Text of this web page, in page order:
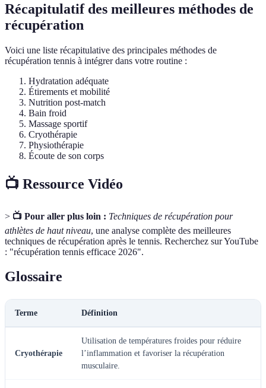
Récapitulatif des meilleures méthodes de
récupération
Voici une liste récapitulative des principales méthodes de
récupération tennis à intégrer dans votre routine :
Hydratation adéquate
Étirements et mobilité
Nutrition post-match
Bain froid
Massage sportif
Cryothérapie
Physiothérapie
Écoute de son corps
📺 Ressource Vidéo
> 📺 Pour aller plus loin : Techniques de récupération pour
athlètes de haut niveau, une analyse complète des meilleures
techniques de récupération après le tennis. Recherchez sur YouTube
: "récupération tennis efficace 2026".
Glossaire
Terme Définition
Cryothérapie
Utilisation de températures froides pour réduire
l’inflammation et favoriser la récupération
musculaire.